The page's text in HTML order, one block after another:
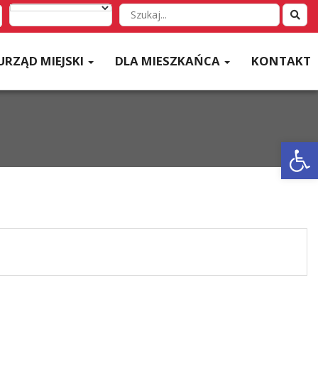
Wyszukaj
w
MIEJSKI DLA MIESZKAŃCA KONTAKT